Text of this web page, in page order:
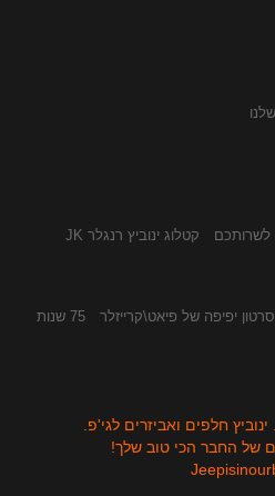
לשרותכם
קטלוג ינוביץ רנגלר JK
סרטון יפיפה של פיאט\קרייזלר
75 שנות
של החבר הכי טוב שלך!